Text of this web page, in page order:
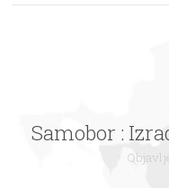
Samobor :